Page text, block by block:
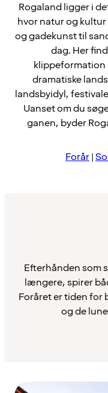
Rogaland ligger i
hvor natur og
og gadekunst til
dag. Her
klippeformation
dramatiske
landsbyidyl,
Uanset om du
ganen, byder
Forår|
Efterhånden som
længere, spirer
Foråret er tiden for
og de